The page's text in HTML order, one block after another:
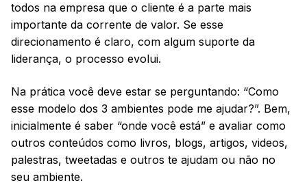
todos na empresa que o cliente é a parte mais
importante da corrente de valor. Se esse
direcionamento é claro, com algum suporte da
liderança, o processo evolui.
Na prática você deve estar se perguntando: “Como
esse modelo dos 3 ambientes pode me ajudar?”. Bem,
inicialmente é saber “onde você está” e avaliar como
outros conteúdos como livros, blogs, artigos, videos,
palestras, tweetadas e outros te ajudam ou não no
seu ambiente.